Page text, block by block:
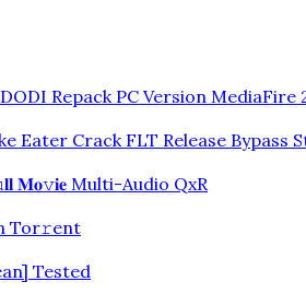
Repack PC Version MediaFire
Eater Crack FLT Release Bypass
𝐌𝐨𝚟𝐢𝐞 Multi-Audio QxR
Tor𝚛ent
Tested